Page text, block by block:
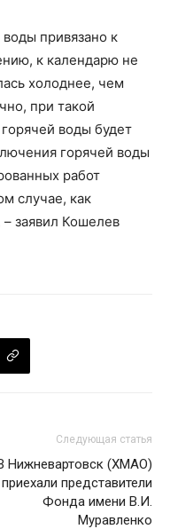
привязано к
к календарю не
холоднее, чем
при такой
воды будет
горячей воды
работ
случае, как
– заявил Кошелев
Следующая статья
Нижневартовск (ХМАО)
приехали представители
Фонда имени В.И.
Муравленко